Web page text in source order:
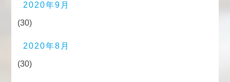
2020年9月
(30)
2020年8月
(30)